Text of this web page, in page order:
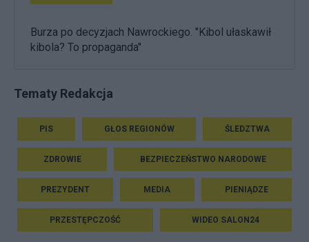
Burza po decyzjach Nawrockiego. "Kibol ułaskawił
kibola? To propaganda"
Tematy Redakcja
PIS GŁOS REGIONÓW ŚLEDZTWA
ZDROWIE BEZPIECZEŃSTWO NARODOWE
PREZYDENT MEDIA PIENIĄDZE
PRZESTĘPCZOŚĆ WIDEO SALON24